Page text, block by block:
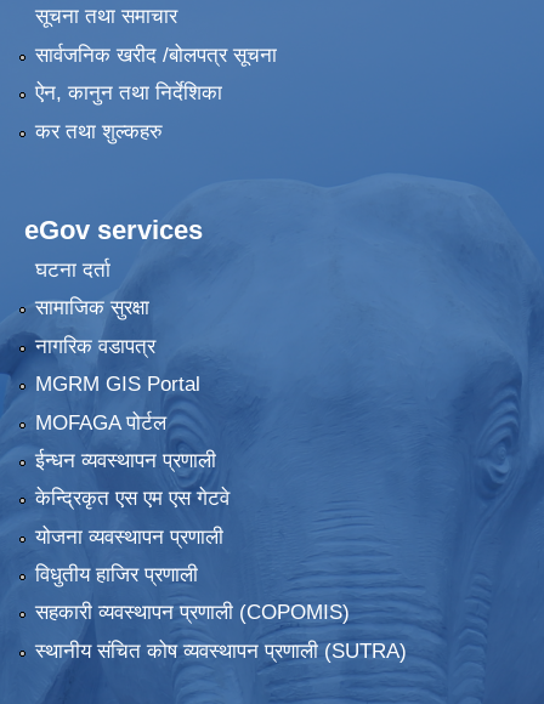
सूचना तथा समाचार
सार्वजनिक खरीद /बोलपत्र सूचना
ऐन, कानुन तथा निर्देशिका
कर तथा शुल्कहरु
eGov services
घटना दर्ता
सामाजिक सुरक्षा
नागरिक वडापत्र
MGRM GIS Portal
MOFAGA पोर्टल
ईन्धन व्यवस्थापन प्रणाली
केन्द्रिकृत एस एम एस गेटवे
योजना व्यवस्थापन प्रणाली
विधुतीय हाजिर प्रणाली
सहकारी व्यवस्थापन प्रणाली (COPOMIS)
स्थानीय संचित कोष व्यवस्थापन प्रणाली (SUTRA)